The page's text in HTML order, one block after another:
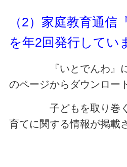
（2）家庭教育通信
を年2回発行してい
『いとでんわ』に
のページからダウンロー
子どもを取り巻く
育てに関する情報が掲載